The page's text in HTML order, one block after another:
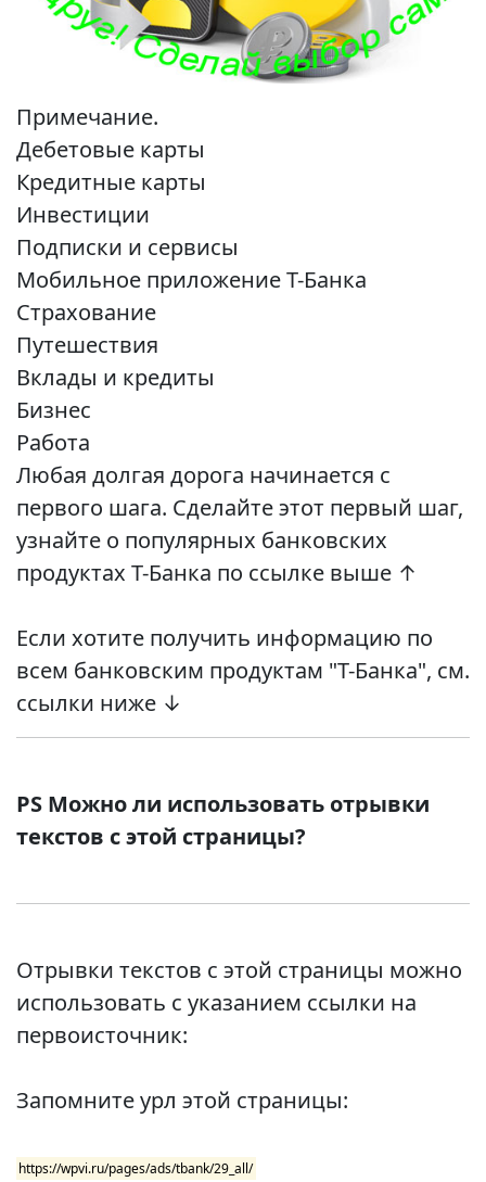
Примечание.
Дебетовые карты
Кредитные карты
Инвестиции
Подписки и сервисы
Мобильное приложение Т-Банка
Страхование
Путешествия
Вклады и кредиты
Бизнес
Работа
Любая долгая дорога начинается с
первого шага. Сделайте этот первый шаг,
узнайте о популярных банковских
продуктах Т-Банка по ссылке выше ↑
Если хотите получить информацию по
всем банковским продуктам "Т-Банка", см.
ссылки ниже ↓
PS Можно ли использовать отрывки
текстов с этой страницы?
Отрывки текстов с этой страницы можно
использовать с указанием ссылки на
первоисточник:
Запомните урл этой страницы:
https://wpvi.ru/pages/ads/tbank/29_all/